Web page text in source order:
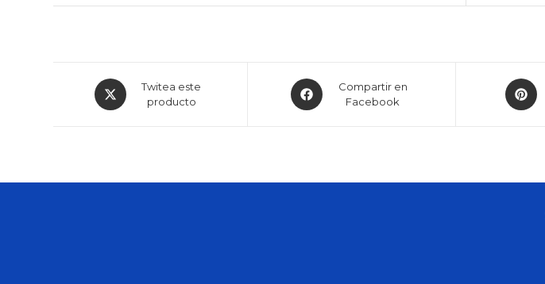
Twitea este
producto
Compartir en
Facebook